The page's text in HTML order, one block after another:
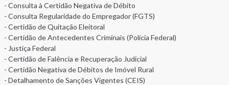
- Consulta à Certidão Negativa de Débito
- Consulta Regularidade do Empregador (FGTS)
- Certidão de Quitação Eleitoral
- Certidão de Antecedentes Criminais (Polícia Federal)
- Justiça Federal
- Certidão de Falência e Recuperação Judicial
- Certidão Negativa de Débitos de Imóvel Rural
- Detalhamento de Sanções Vigentes (CEIS)